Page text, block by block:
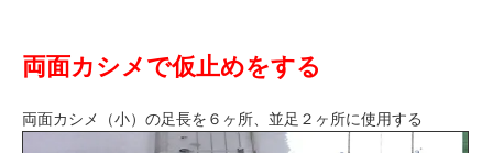
両面カシメで仮止めをする
両面カシメ（小）の足長を６ヶ所、並足２ヶ所に使用する